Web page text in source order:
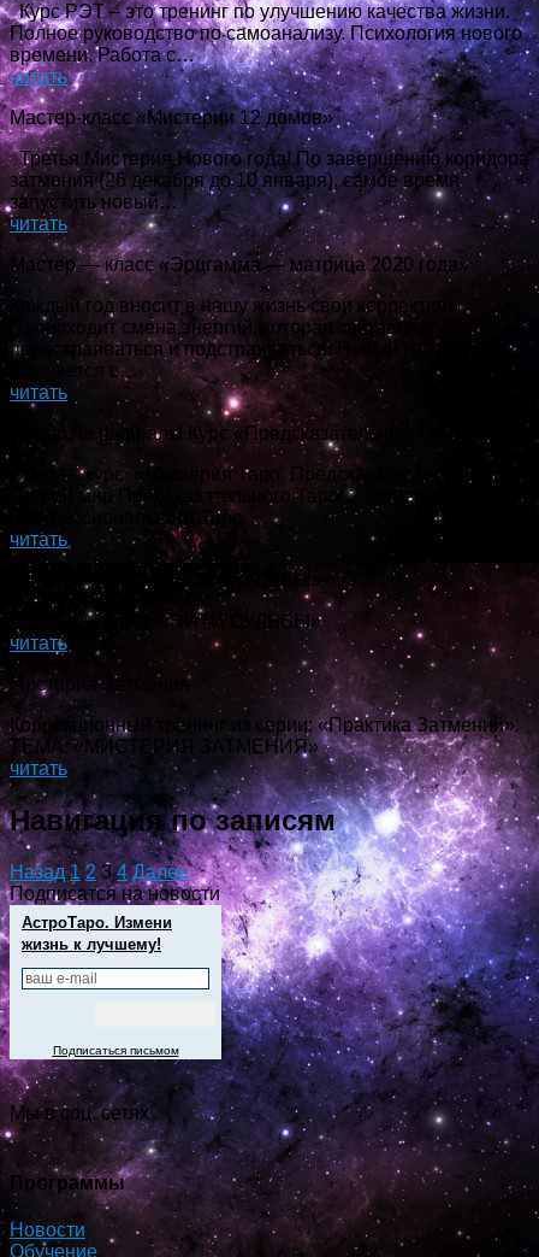
Курс РЭТ – это тренинг по улучшению качества жизни.
Полное руководство по самоанализу. Психология нового
времени. Работа с…
читать
Мастер-класс «Мистерии 12 домов»
Третья Мистерия Нового года! По завершению коридора
затмения (26 декабря до 10 января), самое время
запустить новый…
читать
Мастер — класс «Эрцгамма — матрица 2020 года»
Каждый год вносит в нашу жизнь свои коррективы.
Происходит смена энергий, которая заставляет
перестраиваться и подстраиваться. Новый год всегда
ожидается с…
читать
Набор на февраль! Курс «Предсказательное Таро»
Спец — курс: «Мистерия Таро. Предсказательное Таро»
Открой мир Предсказательного Таро! 2 ступень Школы
Профессионального Таро…
читать
Мастер — класс «НИТИ СУДЬБЫ»
Мастер — класс «НИТИ СУДЬБЫ»
читать
Мистерия Затмения
Коррекционный тренинг из серии: «Практика Затмений».
ТЕМА: «МИСТЕРИЯ ЗАТМЕНИЯ»
читать
Навигация по записям
Назад 1 2 3 4 Далее
Подписатся на новости
АстроТаро. Измени
жизнь к лучшему!
Подписаться письмом
Мы в соц. сетях
Программы
Новости
Обучение